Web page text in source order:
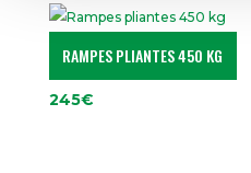
RAMPES PLIANTES 450 KG
245€